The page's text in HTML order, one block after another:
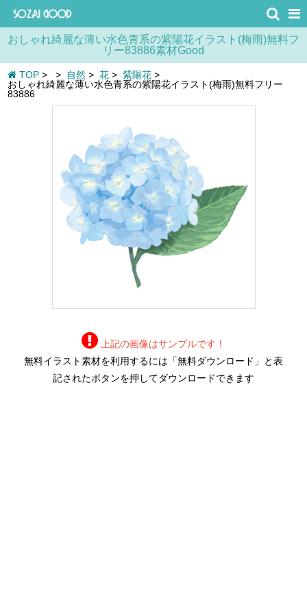
おしゃれ綺麗な薄い水色青系の紫陽花イラスト(梅雨)無料フ
リー83886素材Good
TOP > > 自然 > 花 > 紫陽花 >
おしゃれ綺麗な薄い水色青系の紫陽花イラスト(梅雨)無料フリー
83886
上記の画像はサンプルです！
無料イラスト素材を利用するには「無料ダウンロード」と表
記されたボタンを押してダウンロードできます